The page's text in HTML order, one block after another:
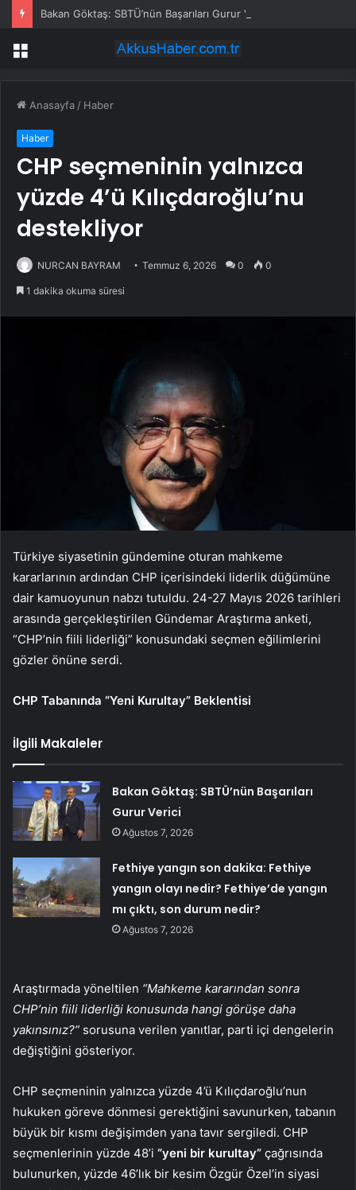
Bakan Göktaş: SBTÜ’nün Başarıları Gurur Verici
Menü
Anasayfa / Haber
Haber
CHP seçmeninin yalnızca
yüzde 4’ü Kılıçdaroğlu’nu
destekliyor
NURCAN BAYRAM Temmuz 6, 2026 0 0
1 dakika okuma süresi
Türkiye siyasetinin gündemine oturan mahkeme
kararlarının ardından CHP içerisindeki liderlik düğümüne
dair kamuoyunun nabzı tutuldu. 24-27 Mayıs 2026 tarihleri
arasında gerçekleştirilen Gündemar Araştırma anketi,
“CHP’nin fiili liderliği” konusundaki seçmen eğilimlerini
gözler önüne serdi.
CHP Tabanında “Yeni Kurultay” Beklentisi
İlgili Makaleler
Bakan Göktaş: SBTÜ’nün Başarıları
Gurur Verici
Ağustos 7, 2026
Fethiye yangın son dakika: Fethiye
yangın olayı nedir? Fethiye’de yangın
mı çıktı, son durum nedir?
Ağustos 7, 2026
Araştırmada yöneltilen “Mahkeme kararından sonra
CHP’nin fiili liderliği konusunda hangi görüşe daha
yakınsınız?” sorusuna verilen yanıtlar, parti içi dengelerin
değiştiğini gösteriyor.
CHP seçmeninin yalnızca yüzde 4’ü Kılıçdaroğlu’nun
hukuken göreve dönmesi gerektiğini savunurken, tabanın
büyük bir kısmı değişimden yana tavır sergiledi. CHP
seçmenlerinin yüzde 48’i “yeni bir kurultay” çağrısında
bulunurken, yüzde 46’lık bir kesim Özgür Özel’in siyasi